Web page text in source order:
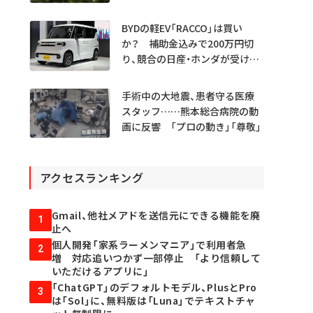
BYDの軽EV「RACCO」は買い
か？ 補助金込みで200万円切
り、競合の日産・ホンダが受ける
手術中の大地震、患者守る医療
スタッフ……熊本総合病院の動
画に反響 「プロの動き」「尊敬」
アクセスランキング
1
Gmail、他社メアドを送信元にできる機能を廃
止へ
2
個人開発「家系ラーメンマニア」で利用者急
増 対応追いつかず一部停止 「より信頼して
いただけるアプリに」
3
「ChatGPT」のデフォルトモデル、PlusとPro
は「Sol」に、無料版は「Luna」でテキストチャ